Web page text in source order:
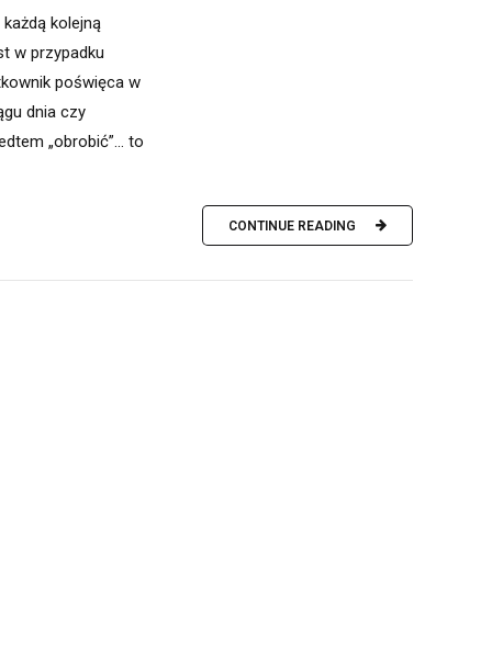
kolejną
w przypadku
poświęca w
dnia czy
„obrobić”… to
CONTINUE READING